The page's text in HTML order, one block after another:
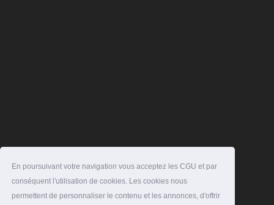
En poursuivant votre navigation vous acceptez les CGU et par
conséquent l'utilisation de cookies. Les cookies nous
permettent de personnaliser le contenu et les annonces, d'offrir